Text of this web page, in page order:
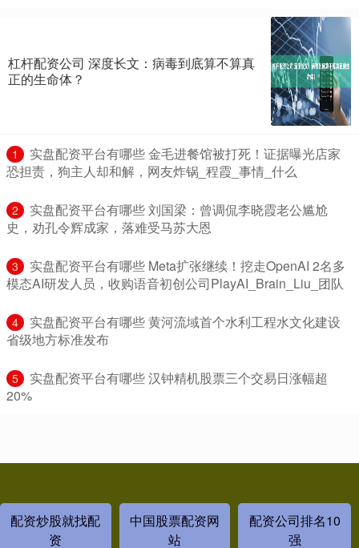
杠杆配资公司 深度长文：病毒到底算不算真
正的生命体？
1
​实盘配资平台有哪些 金毛进餐馆被打死！证据曝光店家
恐担责，狗主人却和解，网友炸锅_程霞_事情_什么
2
​实盘配资平台有哪些 刘国梁：曾调侃李晓霞老公尴尬
史，劝孔令辉成家，落难受马苏大恩
3
​实盘配资平台有哪些 Meta扩张继续！挖走OpenAI 2名多
模态AI研发人员，收购语音初创公司PlayAI_Brain_Liu_团队
4
​实盘配资平台有哪些 黄河流域首个水利工程水文化建设
省级地方标准发布
5
​实盘配资平台有哪些 汉钟精机股票三个交易日涨幅超
20%
配资炒股就找配
资
中国股票配资网
站
配资公司排名10
强